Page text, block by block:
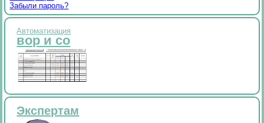
Забыли пароль?
Автоматизация
вор и со
Экспертам